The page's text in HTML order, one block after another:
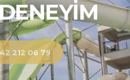
212 06 79